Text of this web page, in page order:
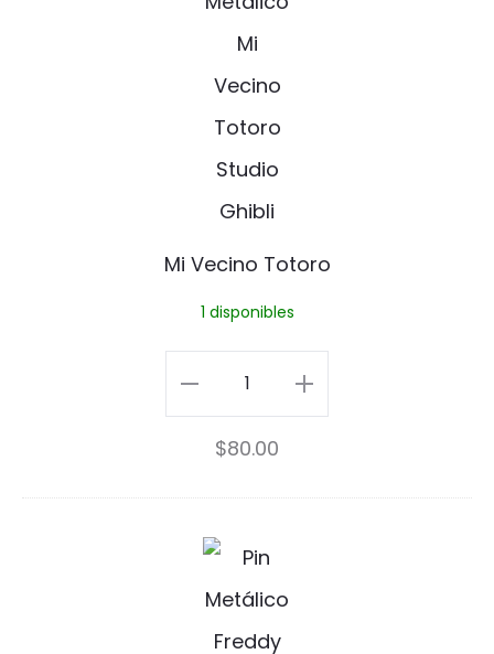
V
e
c
n
o
o
r
o
Mi Vecino Totoro
1 disponibles
Mi
Vecino
Totoro
cantidad
$80.00
F
r
e